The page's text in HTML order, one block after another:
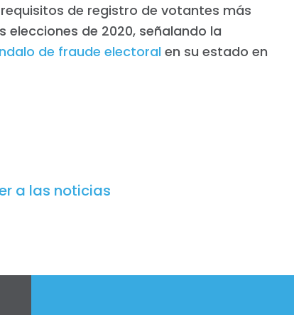
de registro de votantes más
de 2020, señalando la
de fraude electoral en su estado en
a las noticias